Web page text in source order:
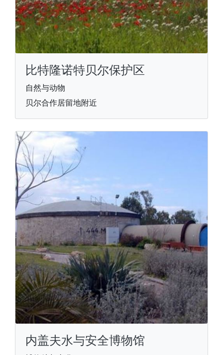
比特隆诺特贝尔保护区
自然与动物
贝尔合作居留地附近
内盖夫水与安全博物馆